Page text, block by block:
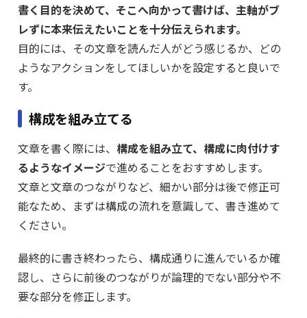
書く目的を決めて、そこへ向かって書けば、主軸がブ
レずに本来伝えたいことを十分伝えられます。
目的には、その文章を読んだ人がどう感じるか、どの
ようなアクションをしてほしいかを設定すると良いで
す。
構成を組み立てる
文章を書く際には、 構成を組み立て、構成に肉付けす
るようなイメージで進めることをおすすめします。
文章と文章のつながりなど、細かい部分は後で修正可
能なため、まずは構成の流れを意識して、書き進めて
ください。
最終的に書き終わったら、構成通りに進んでいるか確
認し、さらに前後のつながりが論理的でない部分や不
要な部分を修正します。